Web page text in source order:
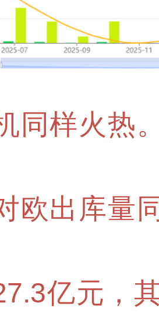
同样火热
欧出库量
亿元，